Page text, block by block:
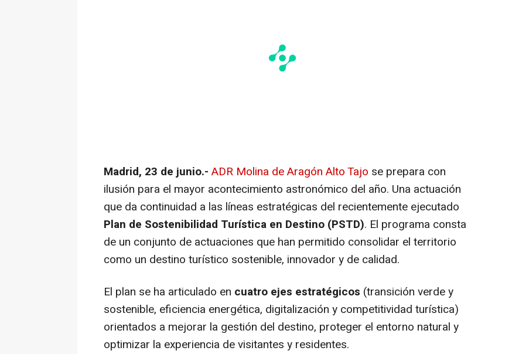
Madrid, 23 de junio.- ADR Molina de Aragón Alto Tajo se prepara con
ilusión para el mayor acontecimiento astronómico del año. Una actuación
que da continuidad a las líneas estratégicas del recientemente ejecutado
Plan de Sostenibilidad Turística en Destino (PSTD). El programa consta
de un conjunto de actuaciones que han permitido consolidar el territorio
como un destino turístico sostenible, innovador y de calidad.
El plan se ha articulado en cuatro ejes estratégicos (transición verde y
sostenible, eficiencia energética, digitalización y competitividad turística)
orientados a mejorar la gestión del destino, proteger el entorno natural y
optimizar la experiencia de visitantes y residentes.